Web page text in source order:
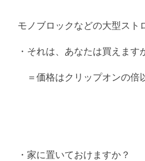
モノブロックなどの大型スト
・それは、あなたは買えます
＝価格はクリップオンの倍
・家に置いておけますか？